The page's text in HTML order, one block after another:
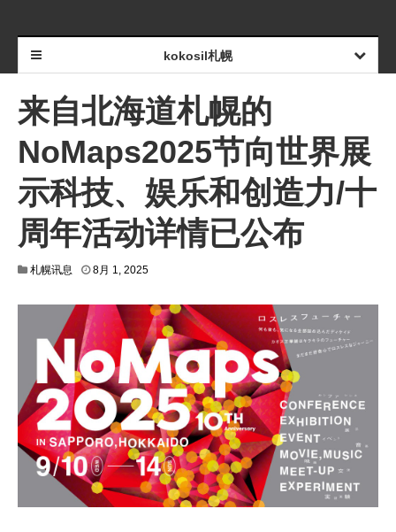
kokosil札幌
来自北海道札幌的
NoMaps2025节向世界展
示科技、娱乐和创造力/十
周年活动详情已公布
札幌讯息 8月 1, 2025